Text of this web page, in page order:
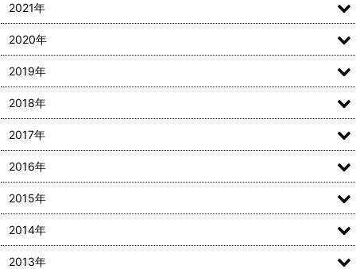
2021年
2020年
2019年
2018年
2017年
2016年
2015年
2014年
2013年